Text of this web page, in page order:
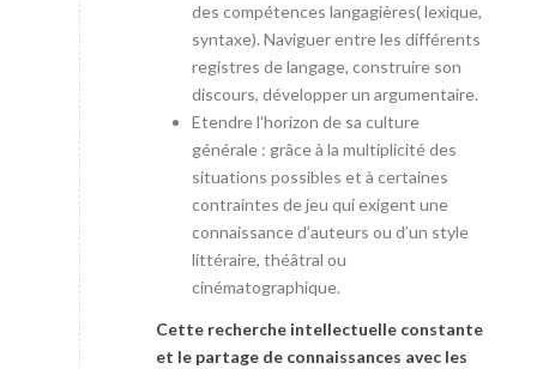
des compétences langagières( lexique,
syntaxe). Naviguer entre les différents
registres de langage, construire son
discours, développer un argumentaire.
Etendre l’horizon de sa culture
générale : grâce à la multiplicité des
situations possibles et à certaines
contraintes de jeu qui exigent une
connaissance d’auteurs ou d’un style
littéraire, théâtral ou
cinématographique.
Cette recherche intellectuelle constante
et le partage de connaissances avec les